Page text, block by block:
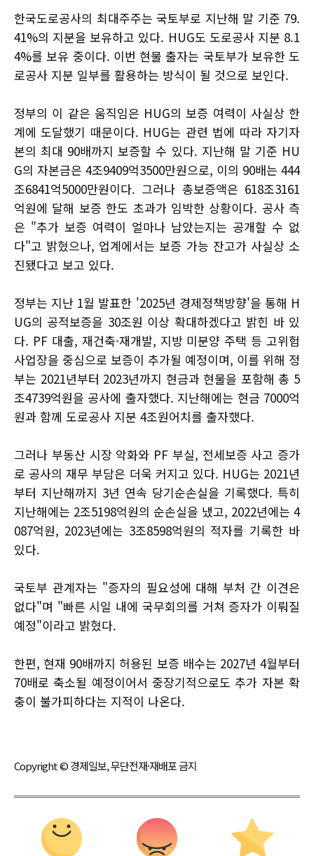
한국도로공사의 최대주주는 국토부로 지난해 말 기준 79.
41%의 지분을 보유하고 있다. HUG도 도로공사 지분 8.1
4%를 보유 중이다. 이번 현물 출자는 국토부가 보유한 도
로공사 지분 일부를 활용하는 방식이 될 것으로 보인다.
정부의 이 같은 움직임은 HUG의 보증 여력이 사실상 한
계에 도달했기 때문이다. HUG는 관련 법에 따라 자기자
본의 최대 90배까지 보증할 수 있다. 지난해 말 기준 HU
G의 자본금은 4조9409억3500만원으로, 이의 90배는 444
조6841억5000만원이다. 그러나 총보증액은 618조3161
억원에 달해 보증 한도 초과가 임박한 상황이다. 공사 측
은 "추가 보증 여력이 얼마나 남았는지는 공개할 수 없
다"고 밝혔으나, 업계에서는 보증 가능 잔고가 사실상 소
진됐다고 보고 있다.
정부는 지난 1월 발표한 '2025년 경제정책방향'을 통해 H
UG의 공적보증을 30조원 이상 확대하겠다고 밝힌 바 있
다. PF 대출, 재건축·재개발, 지방 미분양 주택 등 고위험
사업장을 중심으로 보증이 추가될 예정이며, 이를 위해 정
부는 2021년부터 2023년까지 현금과 현물을 포함해 총 5
조4739억원을 공사에 출자했다. 지난해에는 현금 7000억
원과 함께 도로공사 지분 4조원어치를 출자했다.
그러나 부동산 시장 악화와 PF 부실, 전세보증 사고 증가
로 공사의 재무 부담은 더욱 커지고 있다. HUG는 2021년
부터 지난해까지 3년 연속 당기순손실을 기록했다. 특히
지난해에는 2조5198억원의 순손실을 냈고, 2022년에는 4
087억원, 2023년에는 3조8598억원의 적자를 기록한 바
있다.
국토부 관계자는 "증자의 필요성에 대해 부처 간 이견은
없다"며 "빠른 시일 내에 국무회의를 거쳐 증자가 이뤄질
예정"이라고 밝혔다.
한편, 현재 90배까지 허용된 보증 배수는 2027년 4월부터
70배로 축소될 예정이어서 중장기적으로도 추가 자본 확
충이 불가피하다는 지적이 나온다.
Copyright © 경제일보, 무단전재·재배포 금지